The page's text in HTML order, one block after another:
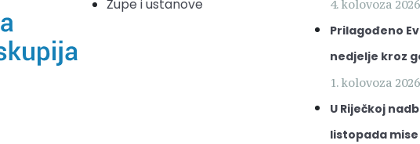
Župe i ustanove
4. kolovoza
Prilagođeno
nedjelje kroz
1. kolovoza
U Riječkoj
listopada